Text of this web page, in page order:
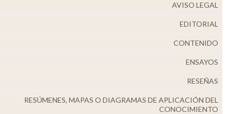
AVISO LEGAL
EDITORIAL
CONTENIDO
ENSAYOS
RESEÑAS
RESÚMENES, MAPAS O DIAGRAMAS DE APLICACIÓN DEL
CONOCIMIENTO